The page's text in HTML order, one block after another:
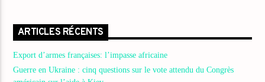
ARTICLES RÉCENTS
Export d’armes françaises: l’impasse africaine
Guerre en Ukraine : cinq questions sur le vote attendu du Congrès